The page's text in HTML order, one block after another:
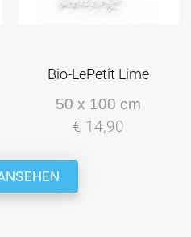
Bio-LePetit Lime
50 x 100 cm
€ 14,90